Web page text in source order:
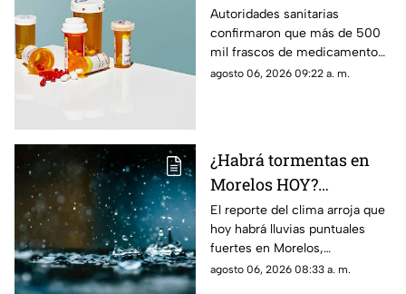
más de 500 mil frascos
de medicamento para
la presión arterial que
podría desarrollar
Autoridades sanitarias
confirmaron que más de 500
mil frascos de medicamento
para la hipertensión fuero
agosto 06, 2026 09:22 a. m.
¿Habrá tormentas en
Morelos HOY?
Pronostican lluvias
puntuales fuertes con
descargas eléctricas en
estos municipios
El reporte del clima arroja que
hoy habrá lluvias puntuales
fuertes en Morelos,
acompañadas de actividad
agosto 06, 2026 08:33 a. m.